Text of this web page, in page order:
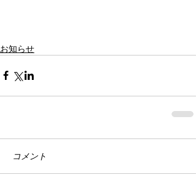
お知らせ
コメント